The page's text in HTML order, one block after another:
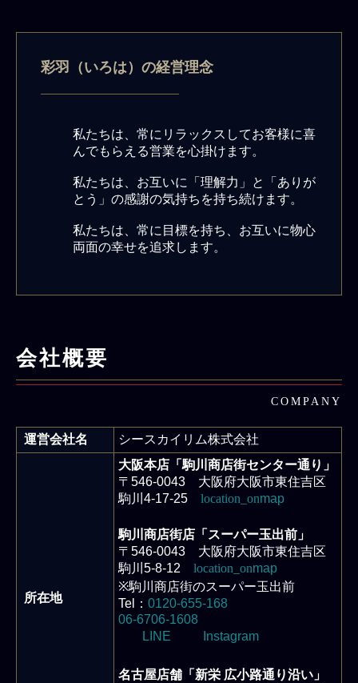
彩羽（いろは）の経営理念
私たちは、常にリラックスしてお客様に喜
んでもらえる営業を心掛けます。
私たちは、お互いに「理解力」と「ありが
とう」の感謝の気持ちを持ち続けます。
私たちは、常に目標を持ち、お互いに物心
両面の幸せを追求します。
会社概要
COMPANY
運営会社名 シースカイリム株式会社
所在地
大阪本店「駒川商店街センター通り」
〒546-0043 大阪府大阪市東住吉区
駒川4-17-25 location_onmap
駒川商店街店「スーパー玉出前」
〒546-0043 大阪府大阪市東住吉区
駒川5-8-12 location_onmap
※駒川商店街のスーパー玉出前
Tel： 0120-655-168
06-6706-1608
LINE
Instagram
名古屋店舗「新栄 広小路通り沿い」